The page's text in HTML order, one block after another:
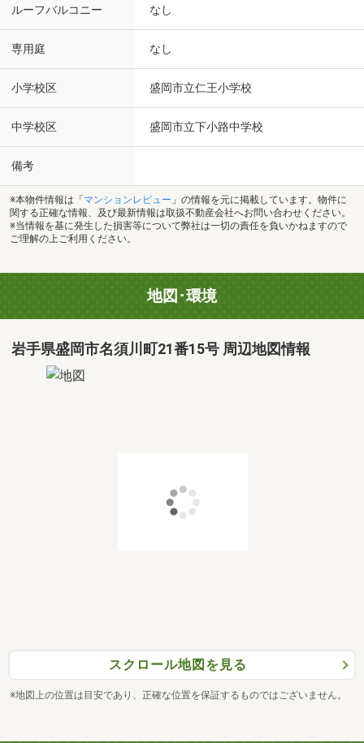
ルーフバルコニー なし
専用庭 なし
小学校区 盛岡市立仁王小学校
中学校区 盛岡市立下小路中学校
備考
※本物件情報は「 マンションレビュー 」の情報を元に掲載しています。物件に
関する正確な情報、及び最新情報は取扱不動産会社へお問い合わせください。
※当情報を基に発生した損害等について弊社は一切の責任を負いかねますので
ご理解の上ご利用ください。
地図･環境
岩手県盛岡市名須川町21番15号 周辺地図情報
スクロール地図を見る
※地図上の位置は目安であり、正確な位置を保証するものではございません。